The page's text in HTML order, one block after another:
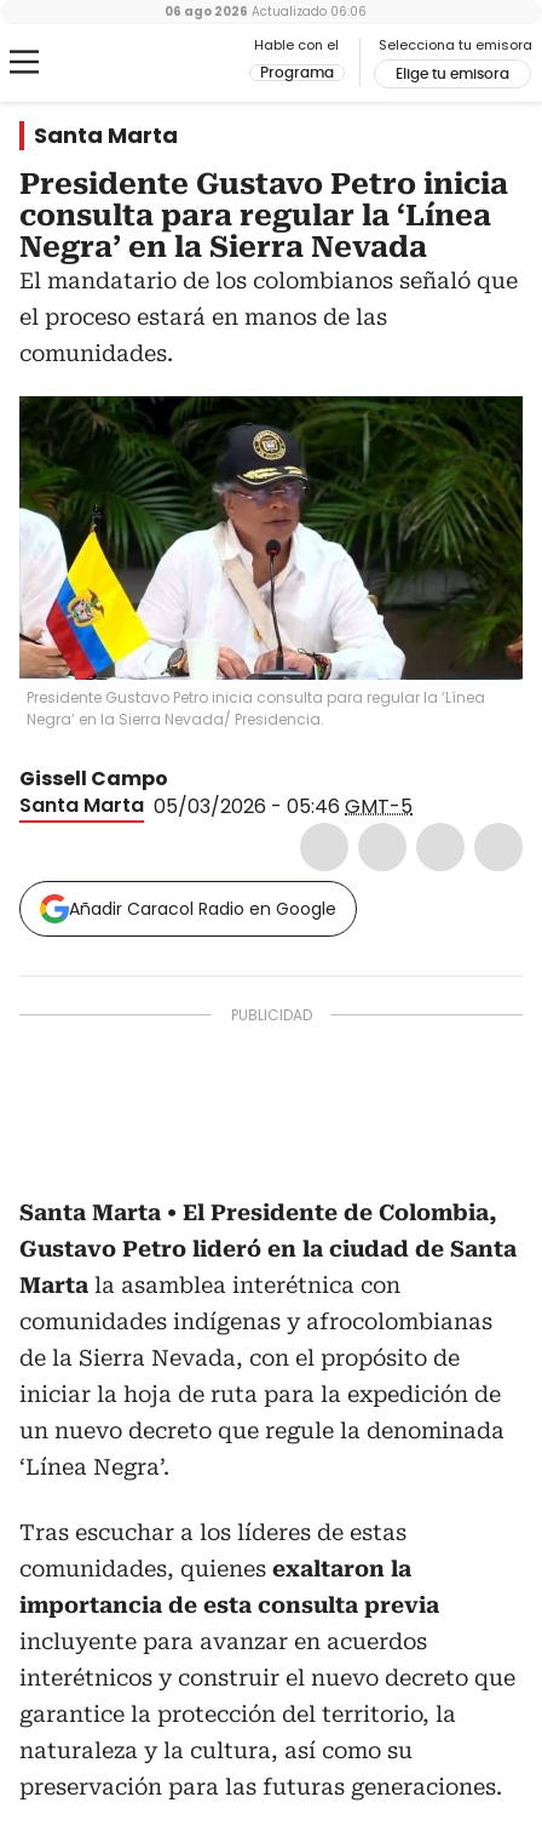
Hable con el
Programa
Selecciona tu emisora
Elige tu emisora
06 ago 2026 Actualizado 06:06
Santa Marta
Presidente Gustavo Petro inicia
consulta para regular la ‘Línea
Negra’ en la Sierra Nevada
El mandatario de los colombianos señaló que
el proceso estará en manos de las
comunidades.
Presidente Gustavo Petro inicia consulta para regular la ‘Línea
Negra’ en la Sierra Nevada/ Presidencia.
Gissell Campo
Santa Marta 05/03/2026 - 05:46 GMT-5
Añadir Caracol Radio en Google
Santa Marta
El Presidente de Colombia,
Gustavo Petro lideró en la ciudad de Santa
Marta la asamblea interétnica con
comunidades indígenas y afrocolombianas
de la Sierra Nevada, con el propósito de
iniciar la hoja de ruta para la expedición de
un nuevo decreto que regule la denominada
‘Línea Negra’.
Tras escuchar a los líderes de estas
comunidades, quienes exaltaron la
importancia de esta consulta previa
incluyente para avanzar en acuerdos
interétnicos y construir el nuevo decreto que
garantice la protección del territorio, la
naturaleza y la cultura, así como su
preservación para las futuras generaciones.